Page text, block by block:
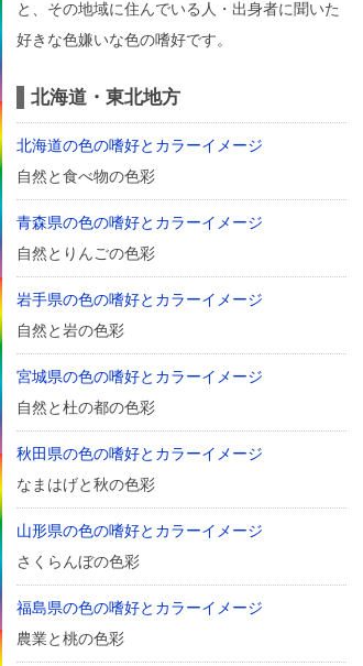
と、その地域に住んでいる人・出身者に聞いた
好きな色嫌いな色の嗜好です。
北海道・東北地方
北海道の色の嗜好とカラーイメージ
自然と食べ物の色彩
青森県の色の嗜好とカラーイメージ
自然とりんごの色彩
岩手県の色の嗜好とカラーイメージ
自然と岩の色彩
宮城県の色の嗜好とカラーイメージ
自然と杜の都の色彩
秋田県の色の嗜好とカラーイメージ
なまはげと秋の色彩
山形県の色の嗜好とカラーイメージ
さくらんぼの色彩
福島県の色の嗜好とカラーイメージ
農業と桃の色彩